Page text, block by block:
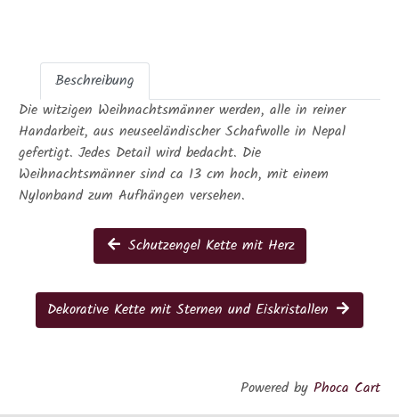
Beschreibung
Die witzigen Weihnachtsmänner werden, alle in reiner
Handarbeit, aus neuseeländischer Schafwolle in Nepal
gefertigt. Jedes Detail wird bedacht. Die
Weihnachtsmänner sind ca 13 cm hoch, mit einem
Nylonband zum Aufhängen versehen.
Schutzengel Kette mit Herz
Dekorative Kette mit Sternen und Eiskristallen
Powered by Phoca Cart